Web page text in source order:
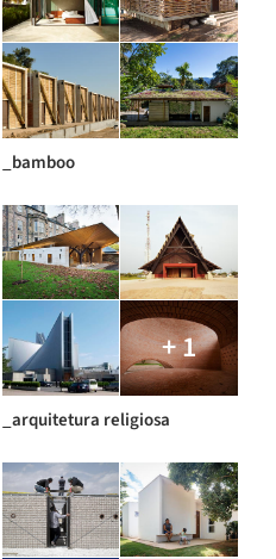
_bamboo
+ 1
_arquitetura religiosa